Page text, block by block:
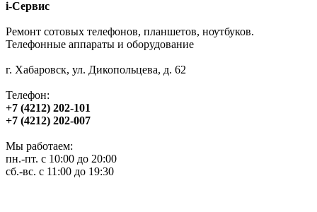
i-Сервис
Ремонт сотовых телефонов, планшетов, ноутбуков.
Телефонные аппараты и оборудование
г. Хабаровск, ул. Дикопольцева, д. 62
Телефон:
+7 (4212) 202-101
+7 (4212) 202-007
Мы работаем:
пн.-пт. с 10:00 до 20:00
сб.-вс. с 11:00 до 19:30